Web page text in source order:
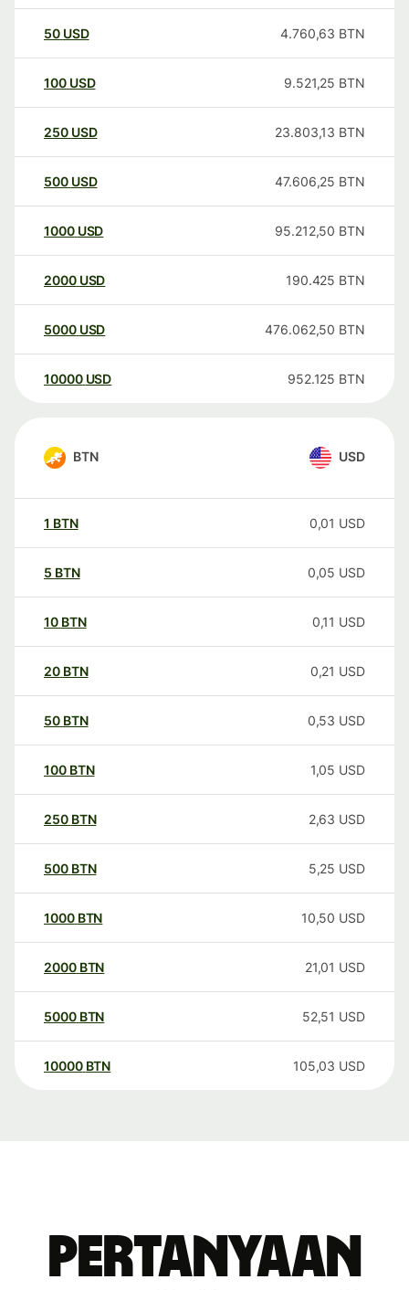
50 USD 4.760,63 BTN
100 USD 9.521,25 BTN
250 USD 23.803,13 BTN
500 USD 47.606,25 BTN
1000 USD 95.212,50 BTN
2000 USD 190.425 BTN
5000 USD 476.062,50 BTN
10000 USD 952.125 BTN
BTN USD
1 BTN 0,01 USD
5 BTN 0,05 USD
10 BTN 0,11 USD
20 BTN 0,21 USD
50 BTN 0,53 USD
100 BTN 1,05 USD
250 BTN 2,63 USD
500 BTN 5,25 USD
1000 BTN 10,50 USD
2000 BTN 21,01 USD
5000 BTN 52,51 USD
10000 BTN 105,03 USD
Pertanyaan